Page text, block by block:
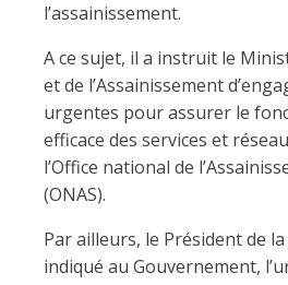
l’assainissement.
A ce sujet, il a instruit le
et de l’Assainissement
urgentes pour assurer le
efficace des services et
l’Office national de
(ONAS).
Par ailleurs, le Président de
indiqué au Gouvernement,